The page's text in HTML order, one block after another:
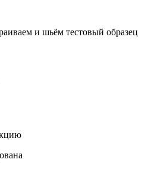
и шьём тестовый образец